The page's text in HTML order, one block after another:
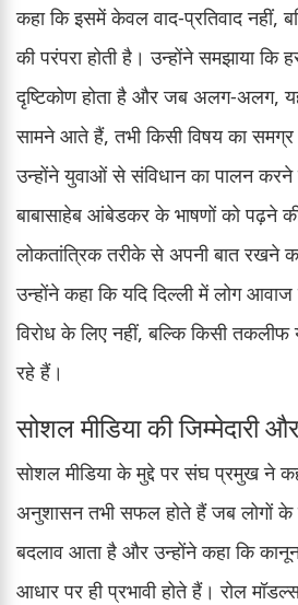
कहा कि इसमें केवल वाद-प्रतिवाद नहीं,
की परंपरा होती है। उन्होंने समझाया कि
दृष्टिकोण होता है और जब अलग-अलग,
सामने आते हैं, तभी किसी विषय का
उन्होंने युवाओं से संविधान का पालन
बाबासाहेब आंबेडकर के भाषणों को पढ़ने
लोकतांत्रिक तरीके से अपनी बात रखने
उन्होंने कहा कि यदि दिल्ली में लोग
विरोध के लिए नहीं, बल्कि किसी
रहे हैं।
सोशल मीडिया की जिम्मेदारी
सोशल मीडिया के मुद्दे पर संघ प्रमुख ने
अनुशासन तभी सफल होते हैं जब लोगों के
बदलाव आता है और उन्होंने कहा कि
आधार पर ही प्रभावी होते हैं। रोल